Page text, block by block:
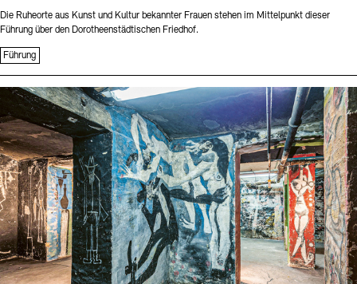
Die Ruheorte aus Kunst und Kultur bekannter Frauen stehen im Mittelpunkt dieser
Führung über den Dorotheenstädtischen Friedhof.
Führung